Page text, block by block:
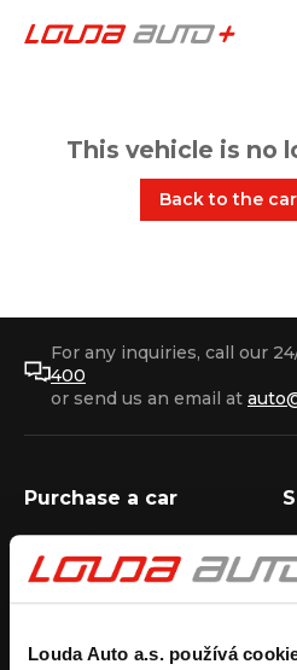
Louda Auto a.s. používá
This vehicle is no
Back to the
For any inquiries, call our
400
or send us an email at
Purchase a car
Purchase a used car
Koupit užitkový vůz
Rental